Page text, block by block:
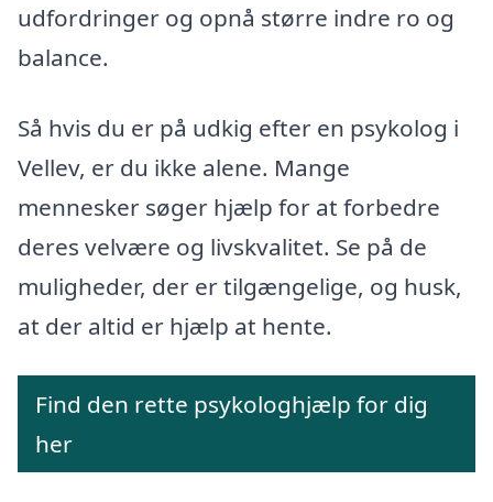
udfordringer og opnå større indre ro og
balance.
Så hvis du er på udkig efter en psykolog i
Vellev, er du ikke alene. Mange
mennesker søger hjælp for at forbedre
deres velvære og livskvalitet. Se på de
muligheder, der er tilgængelige, og husk,
at der altid er hjælp at hente.
Find den rette psykologhjælp for dig
her